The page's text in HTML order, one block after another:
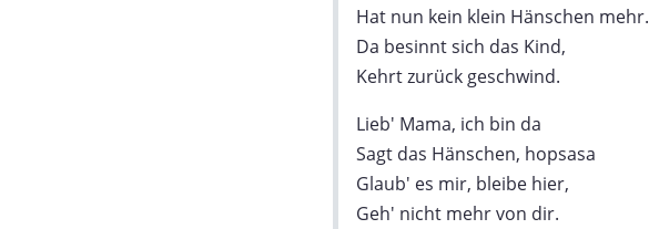
Hat nun kein klein Hänschen mehr.
Da besinnt sich das Kind,
Kehrt zurück geschwind.
Lieb' Mama, ich bin da
Sagt das Hänschen, hopsasa
Glaub' es mir, bleibe hier,
Geh' nicht mehr von dir.